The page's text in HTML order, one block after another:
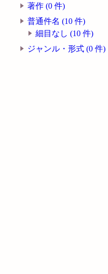
著作 (0 件)
普通件名 (10 件)
細目なし (10 件)
ジャンル・形式 (0 件)